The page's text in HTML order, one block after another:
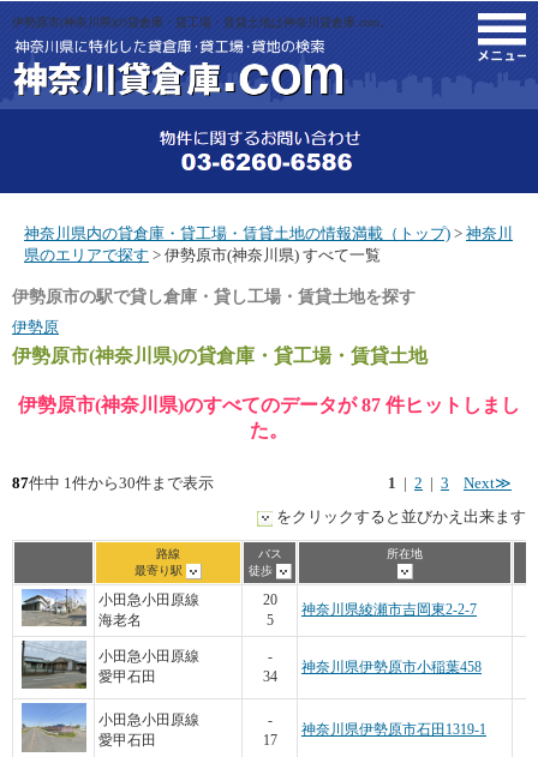
伊勢原市(神奈川県)の貸倉庫・貸工場・賃貸土地は神奈川貸倉庫.com。
神奈川県内の貸倉庫・貸工場・賃貸土地の情報満載（トップ) > 神奈川
県のエリアで探す > 伊勢原市(神奈川県) すべて一覧
伊勢原市の駅で貸し倉庫・貸し工場・賃貸土地を探す
伊勢原
伊勢原市(神奈川県)の貸倉庫・貸工場・賃貸土地
伊勢原市(神奈川県)のすべてのデータが 87 件ヒットしまし
た。
1 | 2 | 3 Next≫
87件中 1件から30件まで表示
をクリックすると並びかえ出来ます
路線
最寄り駅
バス
徒歩
所在地
小田急小田原線
海老名
20
5
神奈川県綾瀬市吉岡東2-2-7
小田急小田原線
愛甲石田
-
34
神奈川県伊勢原市小稲葉458
小田急小田原線
愛甲石田
-
17
神奈川県伊勢原市石田1319-1